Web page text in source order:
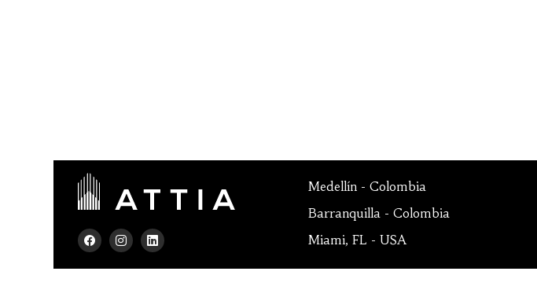
Medellín - Colombia
Barranquilla - Colombia
Miami, FL - USA